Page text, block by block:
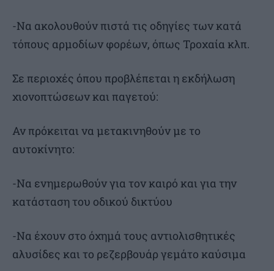
-Να ακολουθούν πιστά τις οδηγίες των κατά
τόπους αρμοδίων φορέων, όπως Τροχαία κλπ.
Σε περιοχές όπου προβλέπεται η εκδήλωση
χιονοπτώσεων και παγετού:
Αν πρόκειται να μετακινηθούν με το
αυτοκίνητο:
-Να ενημερωθούν για τον καιρό και για την
κατάσταση του οδικού δικτύου
-Να έχουν στο όχημά τους αντιολισθητικές
αλυσίδες και το ρεζερβουάρ γεμάτο καύσιμα